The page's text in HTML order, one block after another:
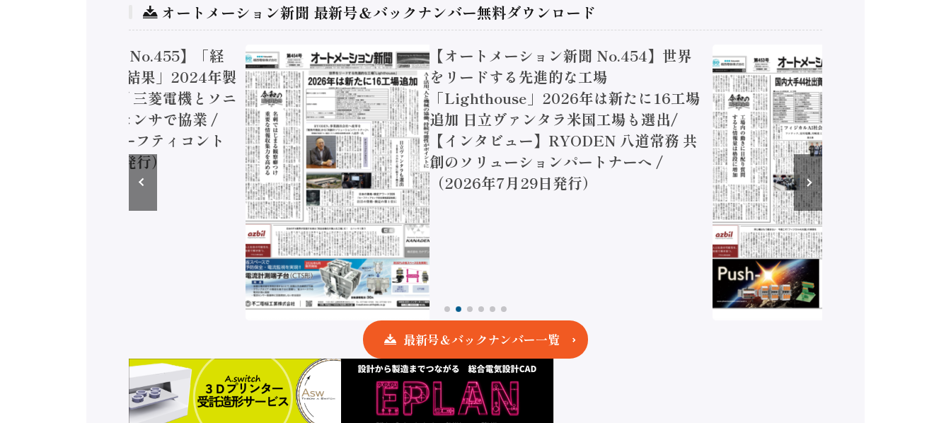
オートメーション新聞 最新号＆バックナンバー無料ダウンロード
トメーション新聞 No.455】「経
実態調査二次集計結果」2024年製
加価値額86兆円 / 三菱電機とソニ
コン AIビジョンセンサで協業 /
安全に動かすセーフティコント
（2026年8月5日発行）
【オートメーション新聞 No.454】世界
をリードする先進的な工場
「Lighthouse」2026年は新たに16工場
追加 日立ヴァンタラ米国工場も選出/
【インタビュー】RYODEN 八道常務 共
創のソリューションパートナーへ /
（2026年7月29日発行）
最新号＆バックナンバー一覧